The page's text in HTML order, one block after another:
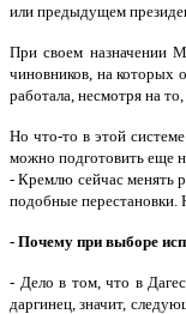
или предыдущем
При своем назначении
чиновников, на которых
работала, несмотря на
Но что-то в этой
можно подготовить еще
- Кремлю сейчас менять
подобные перестановки.
- Почему при выборе
- Дело в том, что в
даргинец, значит,